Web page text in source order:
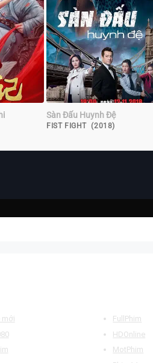
Sàn Đấu Huynh Đệ
FIST FIGHT (2018)